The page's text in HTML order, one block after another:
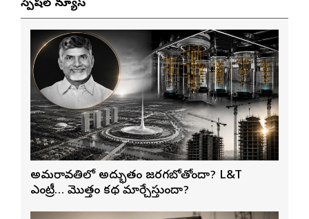
స్పెషల్ న్యూస్
అమరావతిలో అద్భుతం జరగబోతోందా? L&T
ఎంట్రీ… మొత్తం కథ మార్చేస్తుందా?